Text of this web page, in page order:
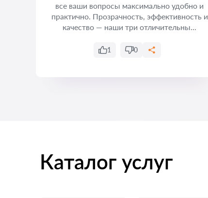
все ваши вопросы максимально удобно и
практично. Прозрачность, эффективность и
качество — наши три отличительны...
1 0
Каталог услуг